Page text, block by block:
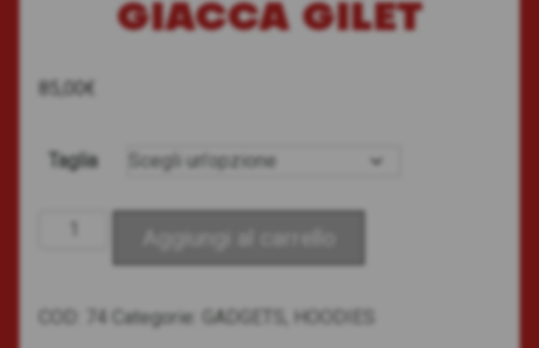
GIACCA GILET
85,00€
Taglia
Giacca
Aggiungi al carrello
74 Categorie: GADGETS HOODIES